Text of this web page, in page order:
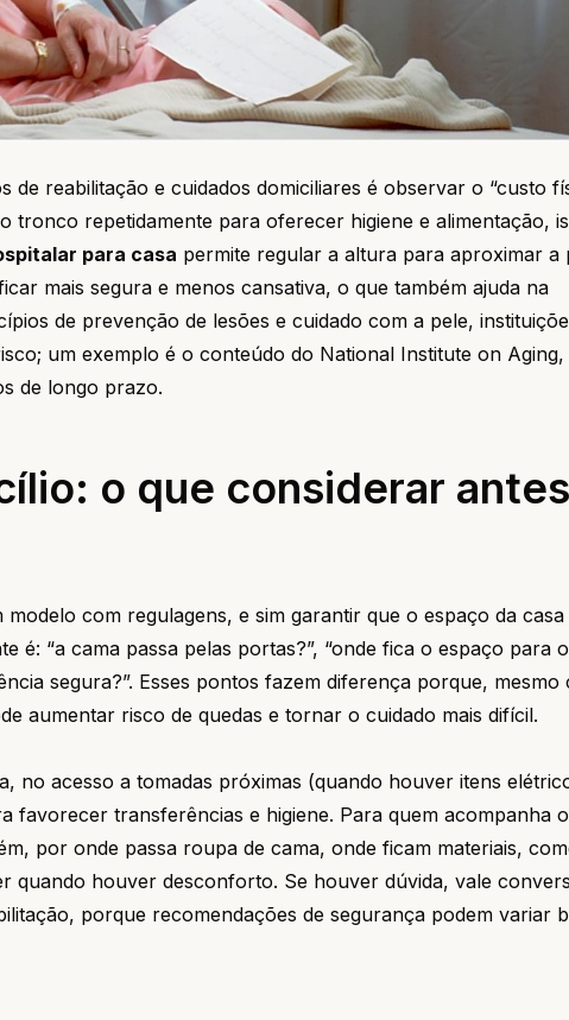
de reabilitação e cuidados domiciliares é observar o “custo
tronco repetidamente para oferecer higiene e alimentação,
para casa permite regular a altura para aproximar a
mais segura e menos cansativa, o que também ajuda na
de prevenção de lesões e cuidado com a pele,
um exemplo é o conteúdo do National Institute on Aging,
de longo prazo.
o que considerar
com regulagens, e sim garantir que o espaço da casa
é: “a cama passa pelas portas?”, “onde fica o espaço para
segura?”. Esses pontos fazem diferença porque, mesmo
aumentar risco de quedas e tornar o cuidado mais difícil.
no acesso a tomadas próximas (quando houver itens
favorecer transferências e higiene. Para quem acompanha
por onde passa roupa de cama, onde ficam materiais,
quando houver desconforto. Se houver dúvida, vale
porque recomendações de segurança podem variar